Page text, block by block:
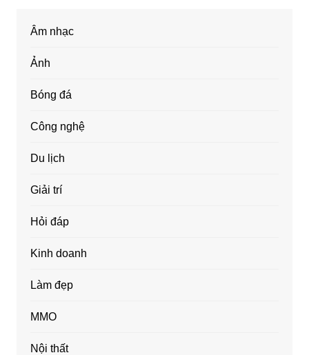
Âm nhạc
Ảnh
Bóng đá
Công nghệ
Du lịch
Giải trí
Hỏi đáp
Kinh doanh
Làm đẹp
MMO
Nội thất